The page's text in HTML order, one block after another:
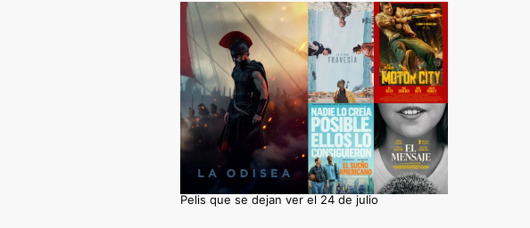
Pelis que se dejan ver el 24 de julio